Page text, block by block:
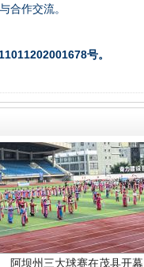
合作交流。
号。
阿坝州三大球赛在茂县开幕